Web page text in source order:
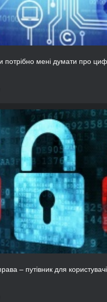
потрібно мені думати про
– путівник для